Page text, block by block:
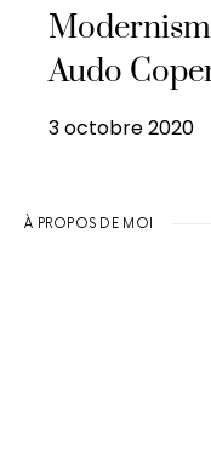
Audo
3 octobre 2020
À PROPOS DE MOI